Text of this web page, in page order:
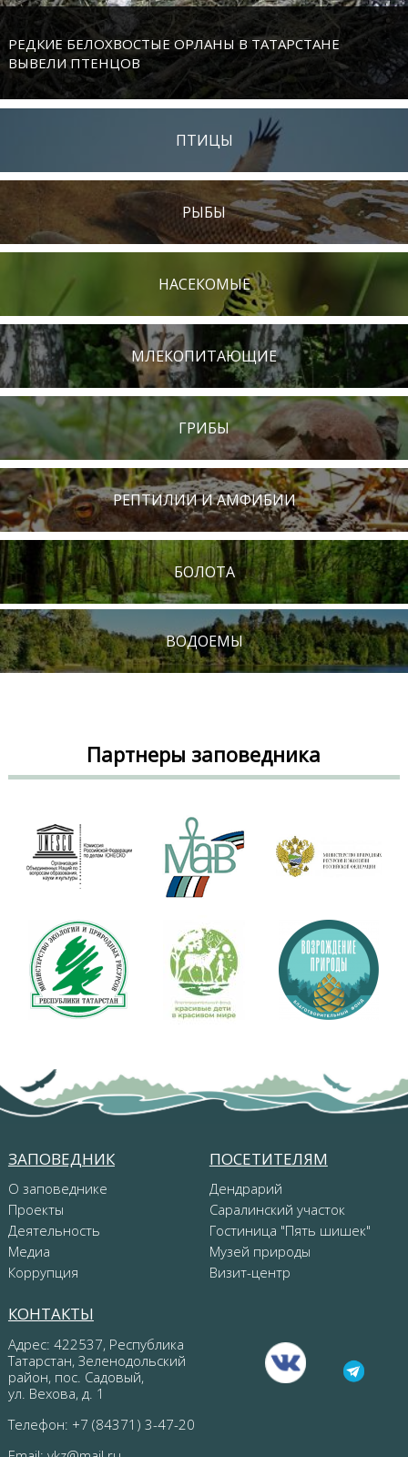
РЕДКИЕ БЕЛОХВОСТЫЕ ОРЛАНЫ В ТАТАРСТАНЕ
ВЫВЕЛИ ПТЕНЦОВ
ПТИЦЫ
РЫБЫ
НАСЕКОМЫЕ
МЛЕКОПИТАЮЩИЕ
ГРИБЫ
РЕПТИЛИИ И АМФИБИИ
БОЛОТА
ВОДОЕМЫ
Партнеры заповедника
ЗАПОВЕДНИК
О заповеднике
Проекты
Деятельность
Медиа
Коррупция
ПОСЕТИТЕЛЯМ
Дендрарий
Саралинский участок
Гостиница "Пять шишек"
Музей природы
Визит-центр
КОНТАКТЫ
Адрес: 422537, Республика
Татарстан, Зеленодольский
район, пос. Садовый,
ул. Вехова, д. 1
Телефон: +7 (84371) 3-47-20